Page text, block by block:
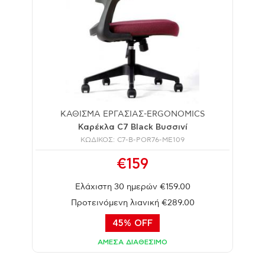
ΚΑΘΙΣΜΑ ΕΡΓΑΣΙΑΣ-ERGONOMICS
Καρέκλα C7 Black Βυσσινί
ΚΩΔΙΚΟΣ: C7-B-POR76-ME109
€159
Ελάχιστη 30 ημερών €159.00
Προτεινόμενη λιανική €289.00
45% OFF
ΑΜΕΣΑ ΔΙΑΘΕΣΙΜΟ